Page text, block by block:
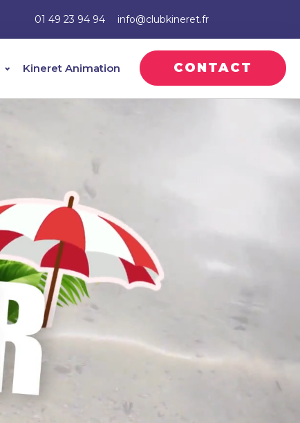
01 49 23 94 94 info@clubkineret.fr
Kineret Animation CONTACT